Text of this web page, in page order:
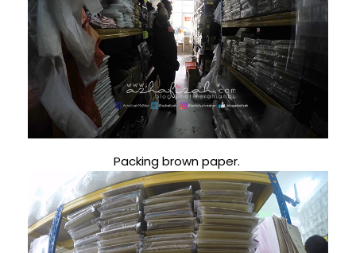
Packing brown paper.